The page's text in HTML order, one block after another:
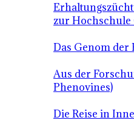
zur Hochschule
Das Genom der
Aus der
Phenovines)
Die Reise in